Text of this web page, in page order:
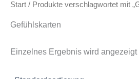
Start / Produkte verschlagwortet mit
Gefühlskarten
Einzelnes Ergebnis wird angezeigt